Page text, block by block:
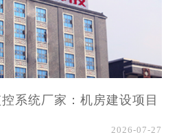
系统厂家：机房建设项目
2026-07-27